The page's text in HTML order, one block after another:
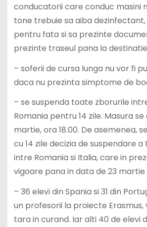
conducatorii care conduc masini
tone trebuie sa aiba dezinfectant,
pentru fata si sa prezinte
prezinte traseul pana la destinatie
– soferii de cursa lunga nu vor fi
daca nu prezinta simptome de
– se suspenda toate zborurile
Romania pentru 14 zile. Masura se
martie, ora 18.00. De asemenea,
cu 14 zile decizia de suspendare
intre Romania si Italia, care in
vigoare pana in data de 23 martie
– 36 elevi din Spania si 31 din
un profesorii la proiecte Erasmus,
tara in curand. Iar alti 40 de elevi